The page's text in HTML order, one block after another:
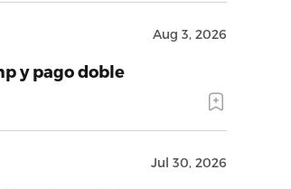
Aug 3, 2026
y pago doble
Jul 30, 2026